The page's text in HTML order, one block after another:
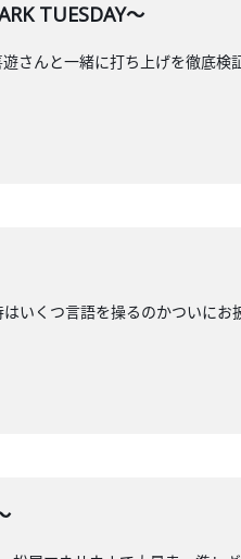
TUESDAY～
さんと一緒に打ち上げを徹底検
いくつ言語を操るのかついにお